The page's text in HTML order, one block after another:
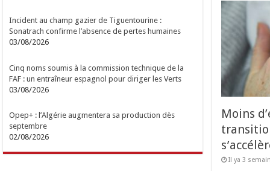
Moins
Il ya 3
Incident au champ gazier de Tiguentourine :
Sonatrach confirme l’absence de pertes humaines
03/08/2026
Cinq noms soumis à la commission technique de la
FAF : un entraîneur espagnol pour diriger les Verts
03/08/2026
Opep+ : l’Algérie augmentera sa production dès
septembre
02/08/2026